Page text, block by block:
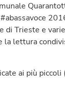
di Trieste e
la lettura
ai più